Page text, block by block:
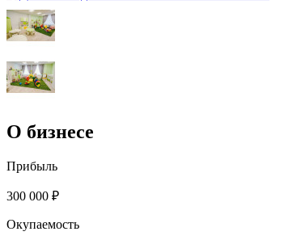
О бизнесе
Прибыль
300 000 ₽
Окупаемость